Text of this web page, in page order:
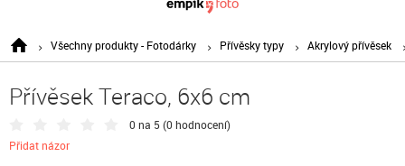
Všechny produkty - Fotodárky Přívěsky typy Akrylový přívěsek
Přívěsek Teraco, 6x6 cm
0 na 5 (0 hodnocení)
Přidat názor